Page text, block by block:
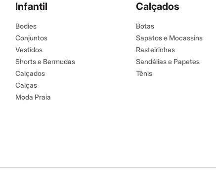
Infantil
Bodies
Conjuntos
Vestidos
Shorts e Bermudas
Calçados
Calças
Moda Praia
Calçados
Botas
Sapatos e Mocassins
Rasteirinhas
Sandálias e Papetes
Tênis